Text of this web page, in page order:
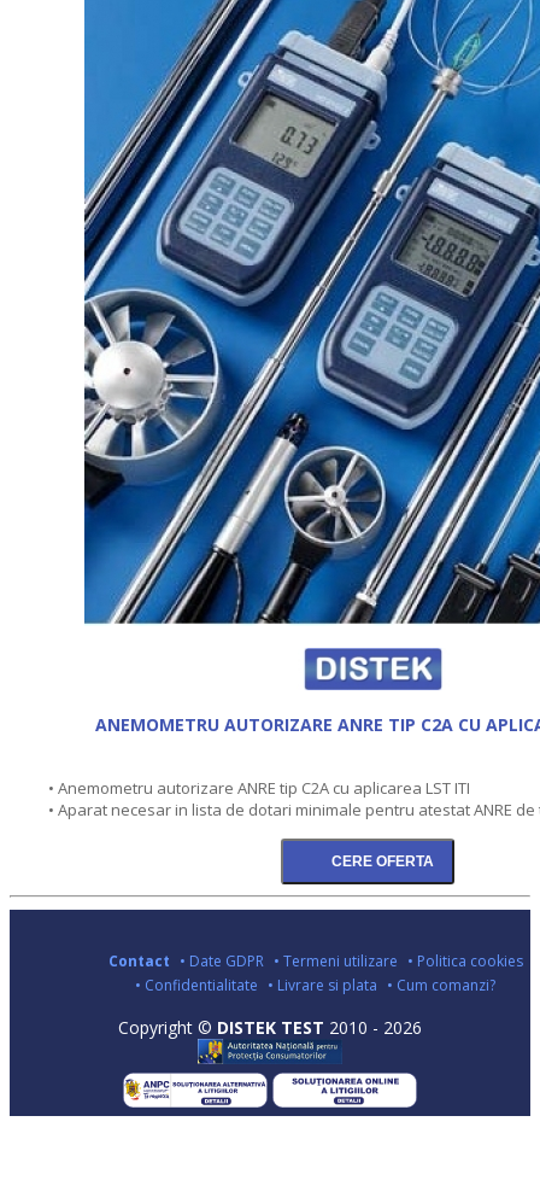
ANEMOMETRU AUTORIZARE ANRE TIP C2A CU
• Anemometru autorizare ANRE tip C2A cu aplicarea LST ITI
• Aparat necesar in lista de dotari minimale pentru atestat ANRE de
Contact • Date GDPR • Termeni utilizare • Politica cookies
• Confidentialitate • Livrare si plata • Cum comanzi?
Copyright © DISTEK TEST 2010 - 2026